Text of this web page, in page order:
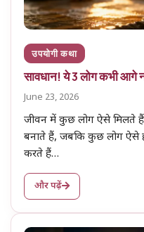
उपयोगी कथा
सावधान! ये 3 लोग कभी आगे
June 23, 2026
जीवन में कुछ लोग ऐसे मिलते हैं
बनाते हैं, जबकि कुछ लोग ऐसे
करते हैं…
और पढ़ें